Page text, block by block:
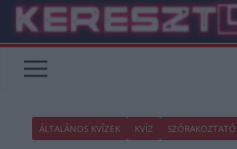
Skip
content
ÁLTALÁNOS KVÍZEK KVÍZ SZÓRAKOZTATÓ